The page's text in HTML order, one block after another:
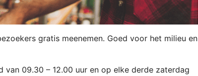
gratis meenemen. Goed voor het milieu en
van 09.30 – 12.00 uur en op elke derde zaterdag